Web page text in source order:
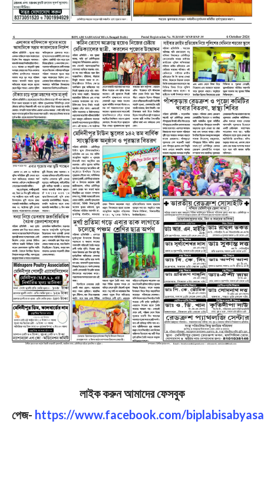
লাইক করুন আমাদের ফেসবুক
পেজ- https://www.facebook.com/